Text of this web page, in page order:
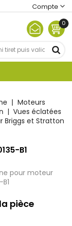
Compte
0
Moteurs
Vues éclatées
Briggs et Stratton
B1
pour moteur
pièce